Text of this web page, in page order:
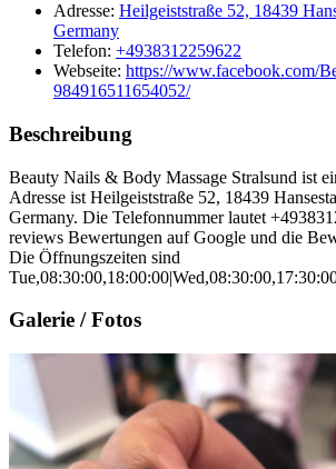
Adresse: Heilgeiststraße 52, 18439
Germany
Telefon: +4938312259622
Webseite: https://www.facebook.com/
984916511654052/
Beschreibung
Beauty Nails & Body Massage Stralsund ist
Adresse ist Heilgeiststraße 52, 18439
Germany. Die Telefonnummer lautet
reviews Bewertungen auf Google und die
Die Öffnungszeiten sind
Galerie / Fotos